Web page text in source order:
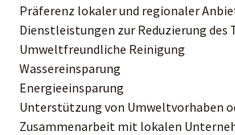
Präferenz lokaler und regionaler
Dienstleistungen zur Reduzierung des
Umweltfreundliche Reinigung
Wassereinsparung
Energieeinsparung
Unterstützung von Umweltvorhaben
Zusammenarbeit mit lokalen